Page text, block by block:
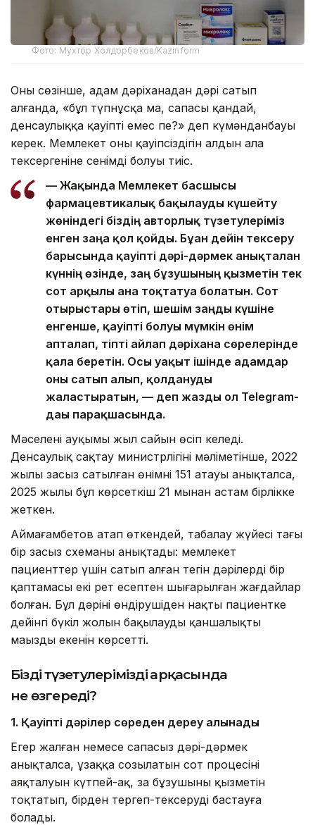
Фото: Мухтор Холдорбеков/Kazinform
Оның сөзінше, адам дәріханадан дәрі сатып
алғанда, «бұл түпнұсқа ма, сапасы қандай,
денсаулыққа қауіпті емес пе?» деп күмәнданбауы
керек. Мемлекет оның қауіпсіздігін алдын ала
тексергеніне сенімді болуы тиіс.
— Жақында Мемлекет басшысы
фармацевтикалық бақылауды күшейту
жөніндегі біздің авторлық түзетулеріміз
енген заңға қол қойды. Бұған дейін тексеру
барысында қауіпті дәрі-дәрмек анықталған
күннің өзінде, заң бұзушының қызметін тек
сот арқылы ғана тоқтатуға болатын. Сот
отырыстары өтіп, шешім заңды күшіне
енгенше, қауіпті болуы мүмкін өнім
апталап, тіпті айлап дәріхана сөрелерінде
қала беретін. Осы уақыт ішінде адамдар
оны сатып алып, қолдануды
жалғастыратын, — деп жазды ол Telegram-
дағы парақшасында.
Мәселенің ауқымы жыл сайын өсіп келеді.
Денсаулық сақтау министрлігінің мәліметінше, 2022
жылы заңсыз сатылған өнімнің 151 атауы анықталса,
2025 жылы бұл көрсеткіш 21 мыңнан астам бірлікке
жеткен.
Аймағамбетов атап өткендей, таңбалау жүйесі тағы
бір заңсыз схеманы анықтады: мемлекет
пациенттер үшін сатып алған тегін дәрілердің бір
қаптамасы екі рет есептен шығарылған жағдайлар
болған. Бұл дәрінің өндірушіден нақты пациентке
дейінгі бүкіл жолын бақылаудың қаншалықты
маңызды екенін көрсетті.
Біздің түзетулеріміздің арқасында
не өзгереді?
1. Қауіпті дәрілер сөреден дереу алынады
Егер жалған немесе сапасыз дәрі-дәрмек
анықталса, ұзаққа созылатын сот процесінің
аяқталуын күтпей-ақ, заң бұзушының қызметін
тоқтатып, бірден тергеп-тексеруді бастауға
болады.